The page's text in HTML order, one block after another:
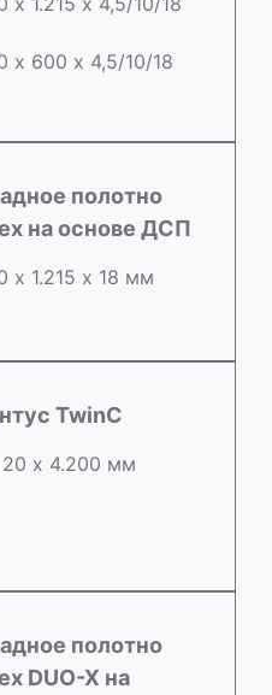
х 600 х 4,5/10/18
полотно
на основе ДСП
х 1.215 х 18 мм
TwinC
х 4.200 мм
полотно
DUO-X на